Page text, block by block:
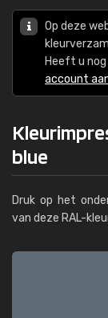
Op deze
Heeft u
account
blue
Druk op het
van deze RAL-